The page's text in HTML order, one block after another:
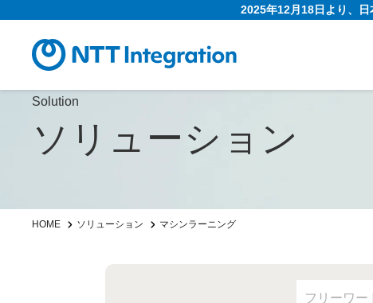
2025年12月18日より、
Solution
ソリューション
HOME ソリューション マシンラーニング